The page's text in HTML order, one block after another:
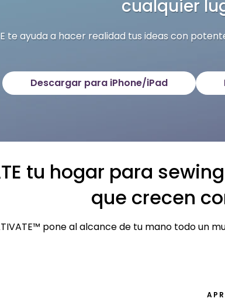
cualquier
te ayuda a hacer realidad tus ideas con
Descargar para iPhone/iPad
tu hogar para
que crecen
pone al alcance de tu mano todo un